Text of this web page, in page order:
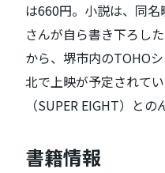
は660円。小説は、同
さんが自ら書き下ろし
から、堺市内のTOHO
北で上映が予定されて
（SUPER EIGHT）との
書籍情報